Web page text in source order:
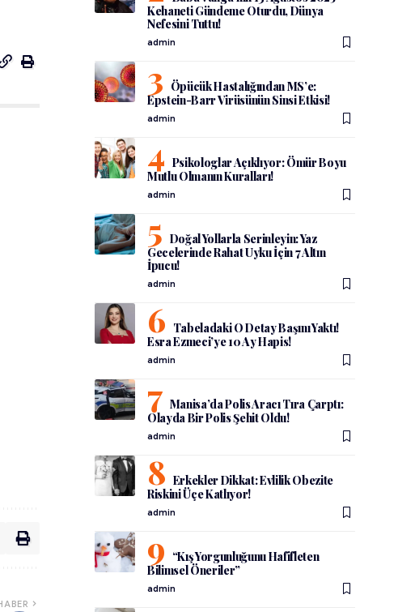
Kehaneti Gündeme Oturdu, Dünya
Nefesini Tuttu!
admin
Öpücük Hastalığından MS’e:
Epstein-Barr Virüsünün Sinsi Etkisi!
admin
Psikologlar Açıklıyor: Ömür Boyu
Mutlu Olmanın Kuralları!
admin
Doğal Yollarla Serinleyin: Yaz
Gecelerinde Rahat Uyku İçin 7 Altın
İpucu!
admin
Tabeladaki O Detay Başını Yaktı!
Esra Ezmeci’ye 10 Ay Hapis!
admin
Manisa’da Polis Aracı Tıra Çarptı:
Olayda Bir Polis Şehit Oldu!
admin
Erkekler Dikkat: Evlilik Obezite
Riskini Üçe Katlıyor!
admin
“Kış Yorgunluğunu Hafifleten
Bilimsel Öneriler”
admin